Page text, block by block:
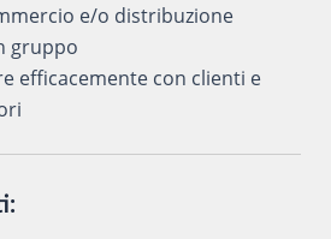
e/o distribuzione
gruppo
efficacemente con clienti e